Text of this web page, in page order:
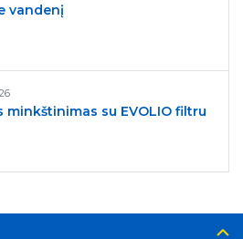
vandenį
minkštinimas su EVOLIO filtru